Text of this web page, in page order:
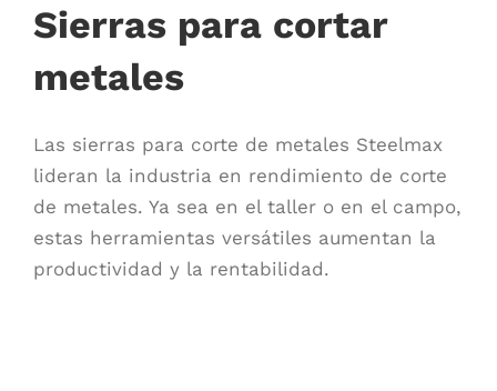
Sierras para cortar
metales
Las sierras para corte de metales Steelmax
lideran la industria en rendimiento de corte
de metales. Ya sea en el taller o en el campo,
estas herramientas versátiles aumentan la
productividad y la rentabilidad.